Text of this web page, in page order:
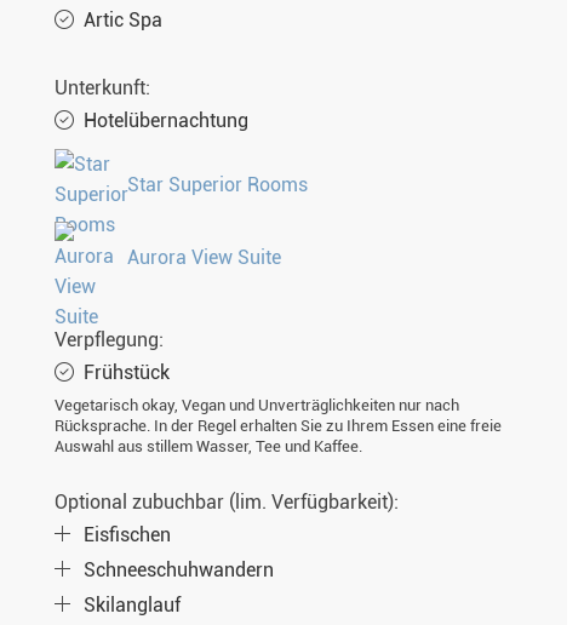
Artic Spa
Unterkunft:
Hotelübernachtung
Star Superior Rooms
Aurora View Suite
Verpflegung:
Frühstück
Vegetarisch okay, Vegan und Unverträglichkeiten nur nach
Rücksprache. In der Regel erhalten Sie zu Ihrem Essen eine freie
Auswahl aus stillem Wasser, Tee und Kaffee.
Optional zubuchbar (lim. Verfügbarkeit):
Eisfischen
Schneeschuhwandern
Skilanglauf